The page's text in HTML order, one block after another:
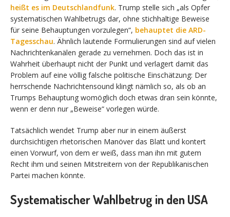
heißt es im Deutschlandfunk. Trump stelle sich „als Opfer
systematischen Wahlbetrugs dar, ohne stichhaltige Beweise
für seine Behauptungen vorzulegen“, behauptet die ARD-
Tagesschau. Ähnlich lautende Formulierungen sind auf vielen
Nachrichtenkanälen gerade zu vernehmen. Doch das ist in
Wahrheit überhaupt nicht der Punkt und verlagert damit das
Problem auf eine völlig falsche politische Einschätzung: Der
herrschende Nachrichtensound klingt nämlich so, als ob an
Trumps Behauptung womöglich doch etwas dran sein könnte,
wenn er denn nur „Beweise“ vorlegen würde.
Tatsächlich wendet Trump aber nur in einem äußerst
durchsichtigen rhetorischen Manöver das Blatt und kontert
einen Vorwurf, von dem er weiß, dass man ihn mit gutem
Recht ihm und seinen Mitstreitern von der Republikanischen
Partei machen könnte.
Systematischer Wahlbetrug in den USA